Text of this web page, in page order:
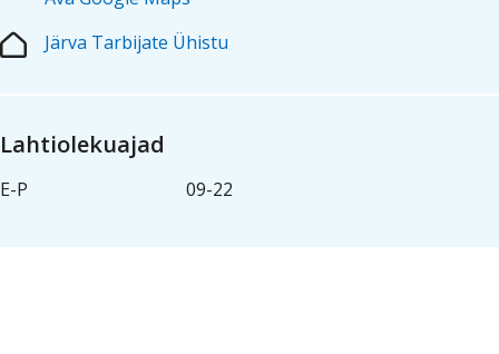
Järva Tarbijate Ühistu
Lahtiolekuajad
E-P 09-22